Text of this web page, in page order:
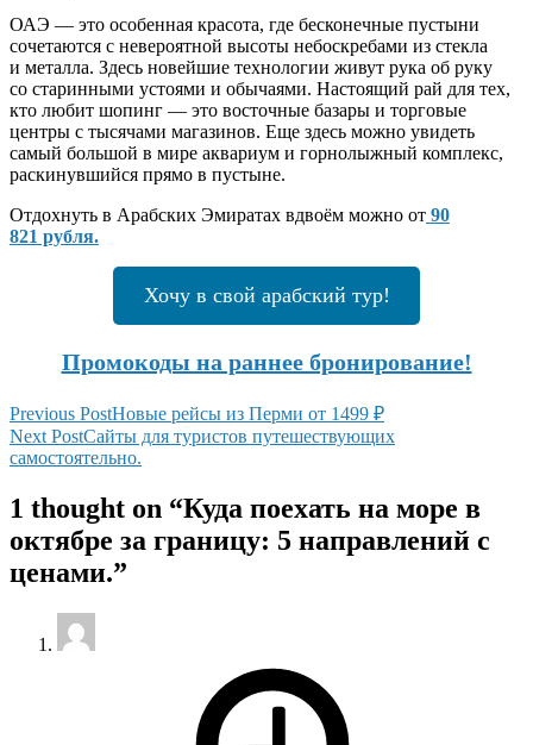
ОАЭ — это особенная красота, где бесконечные пустыни
сочетаются с невероятной высоты небоскребами из стекла
и металла. Здесь новейшие технологии живут рука об руку
со старинными устоями и обычаями. Настоящий рай для тех,
кто любит шопинг — это восточные базары и торговые
центры с тысячами магазинов. Еще здесь можно увидеть
самый большой в мире аквариум и горнолыжный комплекс,
раскинувшийся прямо в пустыне.
Отдохнуть в Арабских Эмиратах вдвоём можно от 90
821 рубля.
Хочу в свой арабский тур!
Промокоды на раннее бронирование!
Навигация
по
Previous PostНовые рейсы из Перми от 1499 ₽Previous
Post
Next PostСайты для туристов путешествующих
самостоятельно.
1 thought on “Куда поехать на море в
октябре за границу: 5 направлений с
ценами.”